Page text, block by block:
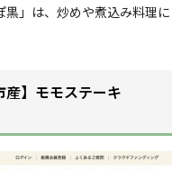
」は、炒めや煮込み料理に
産】モモステーキ